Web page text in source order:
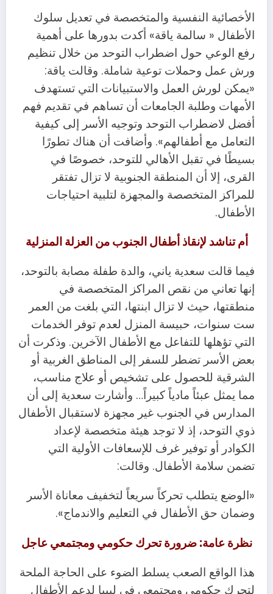
الأخصائية النفسية والمتخصصة في تعديل سلوك
الأطفال « سالمة ياقة» أكدت بدورها على أهمية
رفع الوعي حول اضطراب التوحد من خلال تنظيم
ورش عمل وحملات توعية شاملة. وقالت ياقة:
«يمكن لورش العمل والاستبيانات التي تستهدف
الأمهات وطلبة الجامعات أن تساهم في تقديم فهم
أفضل لاضطراب التوحد وتوجيه الأسر إلى كيفية
التعامل مع أطفالهم». وأضافت أن هناك تطورًا
بسيطًا في تقبل الأهالي للتوحد، خصوصًا في
القرى، إلا أن المنطقة الجنوبية لا تزال تفتقر
للمراكز المتخصصة والمجهزة لتلبية احتياجات
الأطفال.
أم تناشد لإنقاذ أطفال الجنوب من العزلة المنزلية
فيما قالت سعدية ياني، والدة طفلة مصابة بالتوحد،
إنها تعاني من نقص المراكز المتخصصة في
منطقتها، حيث لا تزال ابنتها، التي بلغت من العمر
ست سنوات، حبيسة المنزل لعدم توفر الخدمات
التي تؤهلها للتفاعل مع الأطفال الآخرين. وذكرت أن
بعض الأسر تضطر للسفر إلى المناطق الغربية أو
الشرقية للحصول على تشخيص أو علاج مناسب،
مما يمثل عبئاً مادياً كبيراً… وأشارت سعدية إلى أن
المدارس في الجنوب غير مجهزة لاستقبال الأطفال
ذوي التوحد، إذ لا توجد هيئة متخصصة لإعداد
الكوادر أو توفير غرف للإسعافات الأولية التي
تضمن سلامة الأطفال. وقالت:
«الوضع يتطلب تحركاً سريعاً لتخفيف معاناة الأسر
وضمان حق الأطفال في التعليم والاندماج».
نظرة عامة: ضرورة تحرك حكومي ومجتمعي عاجل
هذا الواقع الصعب يسلط الضوء على الحاجة الملحة
لتحرك حكومي ومجتمعي في ليبيا لدعم الأطفال